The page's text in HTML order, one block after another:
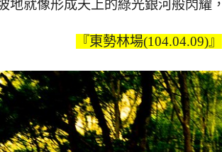
地就像形成天上的綠光銀河般閃耀
『東勢林場(104.04.09)』